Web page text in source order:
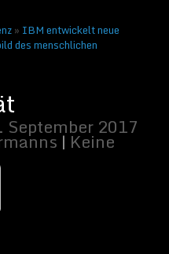
» IBM entwickelt neue
des menschlichen